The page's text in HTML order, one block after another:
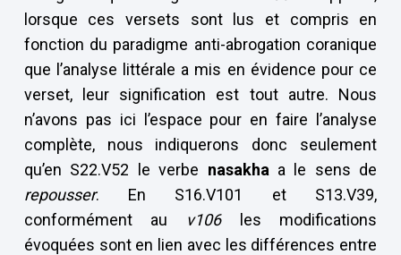
lorsque ces versets sont lus et compris en
fonction du paradigme anti-abrogation coranique
que l’analyse littérale a mis en évidence pour ce
verset, leur signification est tout autre. Nous
n’avons pas ici l’espace pour en faire l’analyse
complète, nous indiquerons donc seulement
qu’en S22.V52 le verbe nasakha a le sens de
repousser. En S16.V101 et S13.V39,
conformément au v106
les modifications
évoquées sont en lien avec les différences entre